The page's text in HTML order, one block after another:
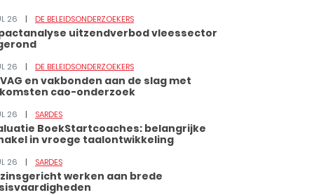
26 DE BELEIDSONDERZOEKERS
uitzendverbod vleessector
26 DE BELEIDSONDERZOEKERS
en vakbonden aan de slag met
cao-onderzoek
26 SARDES
BoekStartcoaches: belangrijke
in vroege taalontwikkeling
26 SARDES
werken aan brede